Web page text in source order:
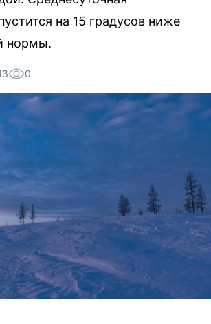
на 15 градусов ниже
нормы.
0